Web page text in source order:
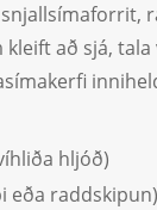
að sjá, tala
hljóð)
eða raddskipun)